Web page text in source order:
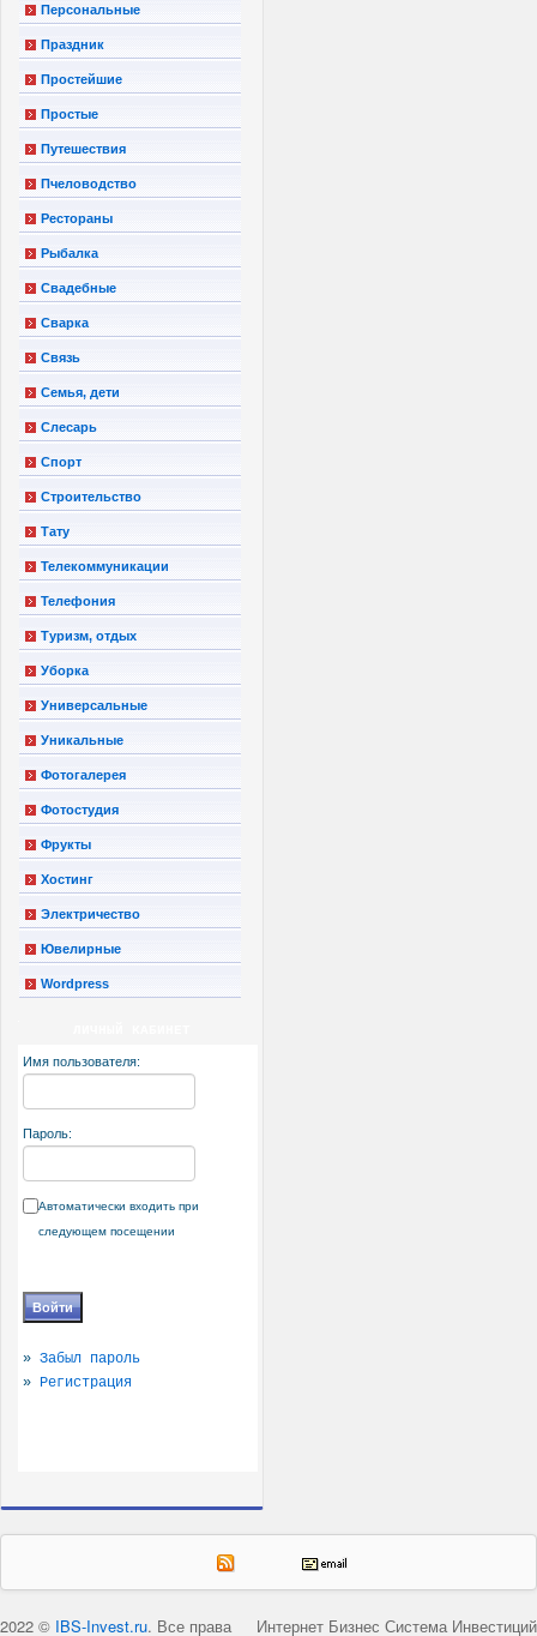
Персональные
Праздник
Простейшие
Простые
Путешествия
Пчеловодство
Рестораны
Рыбалка
Свадебные
Сварка
Связь
Семья, дети
Слесарь
Спорт
Строительство
Тату
Телекоммуникации
Телефония
Туризм, отдых
Уборка
Универсальные
Уникальные
Фотогалерея
Фотостудия
Фрукты
Хостинг
Электричество
Ювелирные
Wordpress
Имя пользователя:
Пароль:
Автоматически входить при
следующем посещении
» Забыл пароль
» Регистрация
Интернет Бизнес Система Инвестиций
2022 © IBS-Invest.ru. Все права